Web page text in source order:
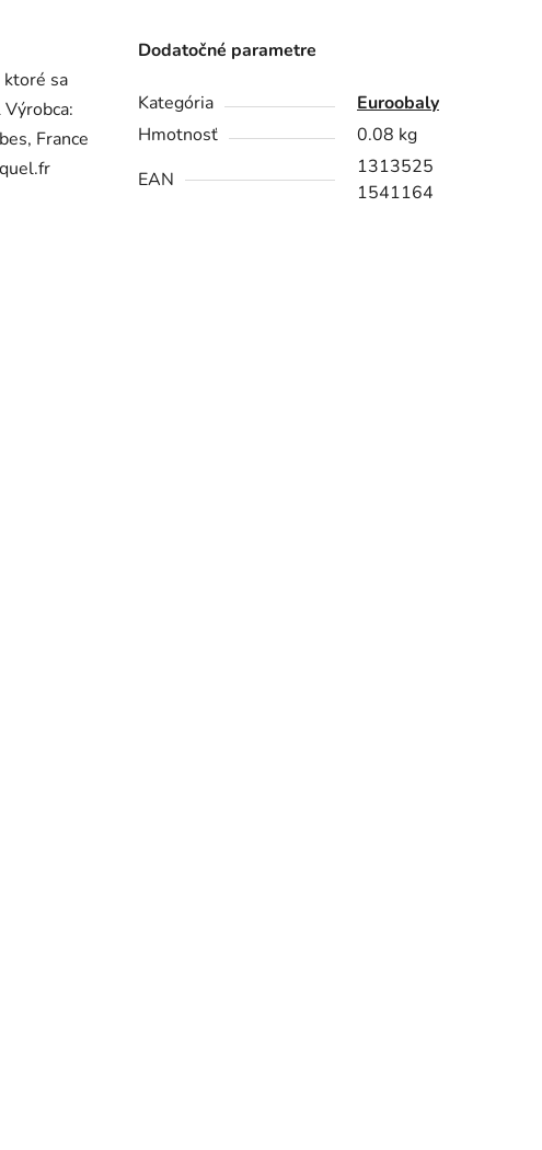
sa
France
Dodatočné parametre
Kategória
Euroobaly
Hmotnosť
0.08 kg
EAN
1313525
1541164